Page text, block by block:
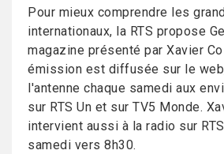
Pour mieux comprendre les
internationaux, la RTS propose
magazine présenté par Xavier
émission est diffusée sur le
l'antenne chaque samedi aux
sur RTS Un et sur TV5 Monde.
intervient aussi à la radio sur
samedi vers 8h30.